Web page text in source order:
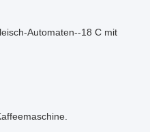
Automaten--18 C mit